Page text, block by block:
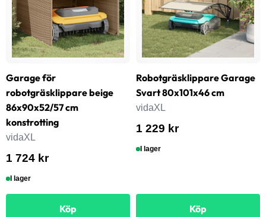
Garage för
robotgräsklippare beige
86x90x52/57 cm
konstrotting
vidaXL
1 724 kr
I lager
Köp
Robotgräsklippare Garage
Svart 80x101x46 cm
vidaXL
1 229 kr
I lager
Köp